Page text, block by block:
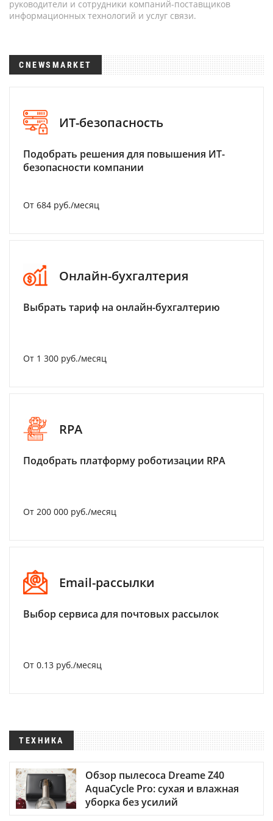
руководители и сотрудники компаний-поставщиков
информационных технологий и услуг связи.
CNEWSMARKET
ИТ-безопасность
Подобрать решения для повышения ИТ-
безопасности компании
От 684 руб./месяц
Онлайн-бухгалтерия
Выбрать тариф на онлайн-бухгалтерию
От 1 300 руб./месяц
RPA
Подобрать платформу роботизации RPA
От 200 000 руб./месяц
Email-рассылки
Выбор сервиса для почтовых рассылок
От 0.13 руб./месяц
ТЕХНИКА
Обзор пылесоса Dreame Z40
AquaCycle Pro: сухая и влажная
уборка без усилий